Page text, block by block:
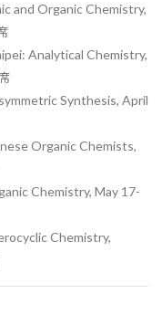
and Organic Chemistry,
Analytical Chemistry,
Synthesis, April
Organic Chemists,
Chemistry, May 17-
Chemistry,